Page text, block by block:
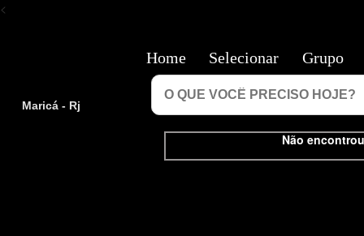
<
Maricá - Rj
Não
Home Selecionar Grupo